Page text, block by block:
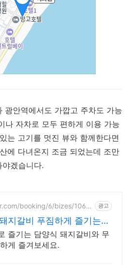
광안역에서도 가깝고 주차도 가능
나 자차로 모두 편하게 이용 가능
는 고기를 멋진 뷰와 함께한다면
에 다녀온지 조금 되었는데 조만
겠습니다.
booking/6/bizes/1068
광고
지갈비 푸짐하게 즐기는
즐기는 담양식 돼지갈비와 무
게 즐겨보세요.